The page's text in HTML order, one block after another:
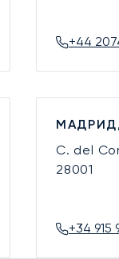
+44
C. del
28001
+34 915